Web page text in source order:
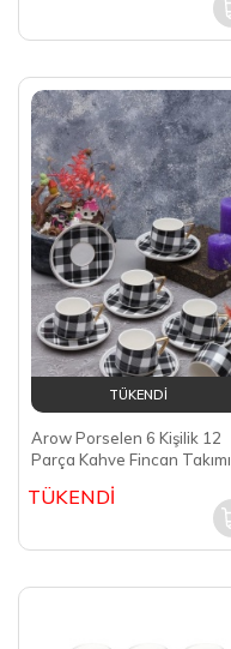
TÜKENDİ
Arow Porselen 6 Kişilik 12
Parça Kahve Fincan Takımı
TÜKENDİ